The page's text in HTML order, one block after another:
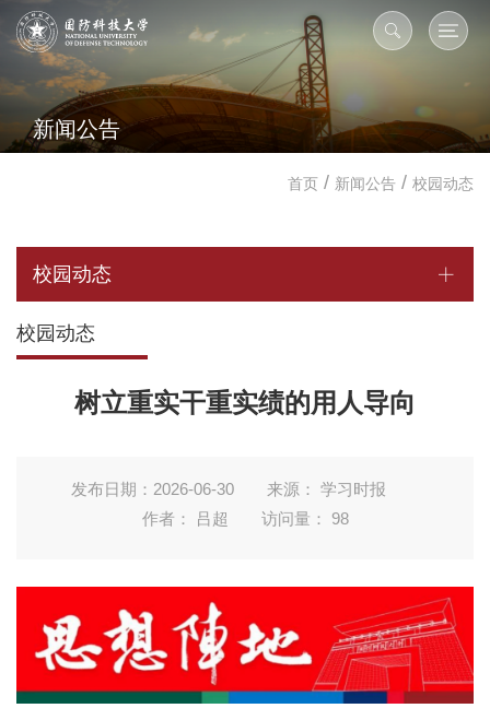
新闻公告
首页 / 新闻公告 / 校园动态
校园动态
校园动态
树立重实干重实绩的用人导向
发布日期：2026-06-30
来源： 学习时报
作者： 吕超
访问量： 98